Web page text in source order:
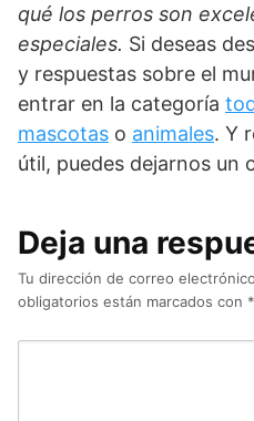
qué los perros son
especiales. Si deseas
y respuestas sobre el
entrar en la categoría
mascotas o animales. Y
útil, puedes dejarnos un
Deja una
Tu dirección de correo
obligatorios están marcados con *